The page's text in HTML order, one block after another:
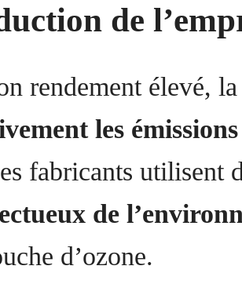
de
rendement élevé,
les
fabricants utilisent
de
d’ozone.